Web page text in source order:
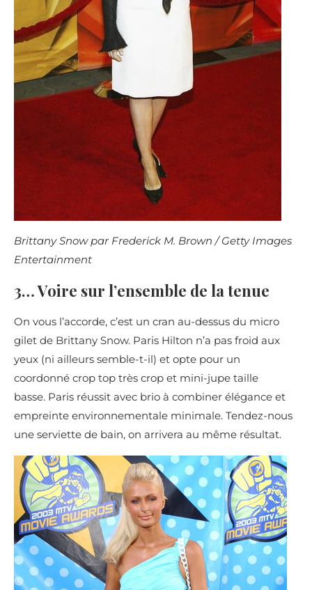
Brittany Snow par Frederick M. Brown / Getty Images
Entertainment
3… Voire sur l’ensemble de la tenue
On vous l’accorde, c’est un cran au-dessus du micro
gilet de Brittany Snow. Paris Hilton n’a pas froid aux
yeux (ni ailleurs semble-t-il) et opte pour un
coordonné crop top très crop et mini-jupe taille
basse. Paris réussit avec brio à combiner élégance et
empreinte environnementale minimale. Tendez-nous
une serviette de bain, on arrivera au même résultat.